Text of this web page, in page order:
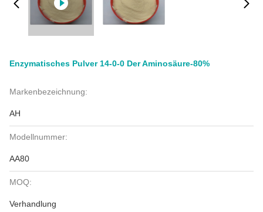
Enzymatisches Pulver 14-0-0 Der Aminosäure-80%
Markenbezeichnung:
AH
Modellnummer:
AA80
MOQ:
Verhandlung